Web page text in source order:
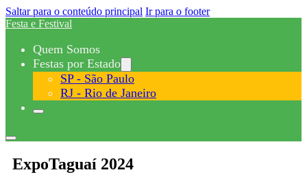
Saltar para o conteúdo principal Ir para o footer
Festa e Festival
Quem Somos
Festas por Estado
SP - São Paulo
RJ - Rio de Janeiro
ExpoTaguaí 2024